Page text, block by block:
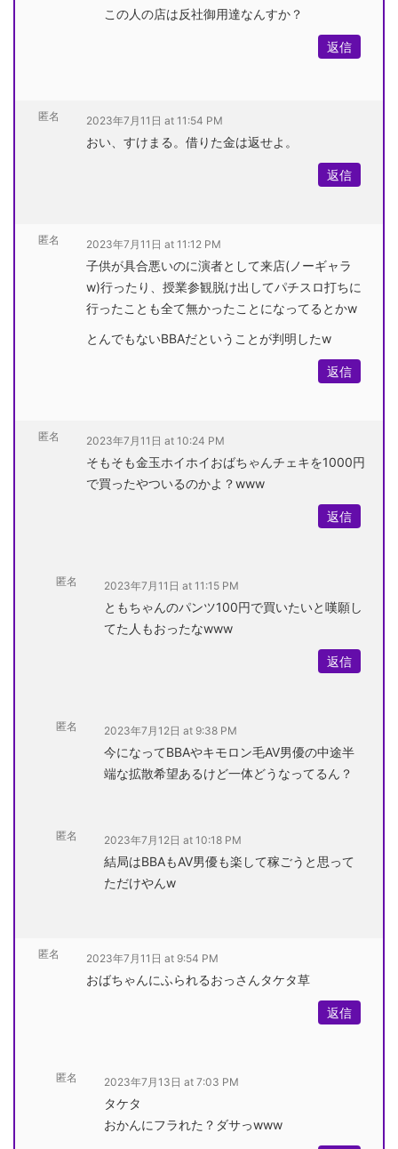
この人の店は反社御用達なんすか？
返信
匿名 2023年7月11日 at 11:54 PM
おい、すけまる。借りた金は返せよ。
返信
匿名 2023年7月11日 at 11:12 PM
子供が具合悪いのに演者として来店(ノーギャラ
w)行ったり、授業参観脱け出してパチスロ打ちに
行ったことも全て無かったことになってるとかw
とんでもないBBAだということが判明したw
返信
匿名 2023年7月11日 at 10:24 PM
そもそも金玉ホイホイおばちゃんチェキを1000円
で買ったやついるのかよ？www
返信
匿名 2023年7月11日 at 11:15 PM
ともちゃんのパンツ100円で買いたいと嘆願し
てた人もおったなwww
返信
匿名 2023年7月12日 at 9:38 PM
今になってBBAやキモロン毛AV男優の中途半
端な拡散希望あるけど一体どうなってるん？
匿名 2023年7月12日 at 10:18 PM
結局はBBAもAV男優も楽して稼ごうと思って
ただけやんw
匿名 2023年7月11日 at 9:54 PM
おばちゃんにふられるおっさんタケタ草
返信
匿名 2023年7月13日 at 7:03 PM
タケタ
おかんにフラれた？ダサっwww